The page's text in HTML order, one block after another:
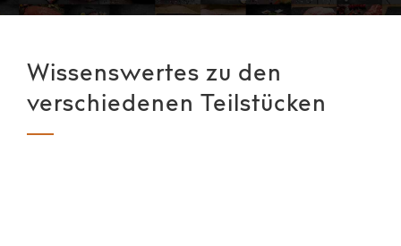
Wissenswertes zu den
verschiedenen Teilstücken